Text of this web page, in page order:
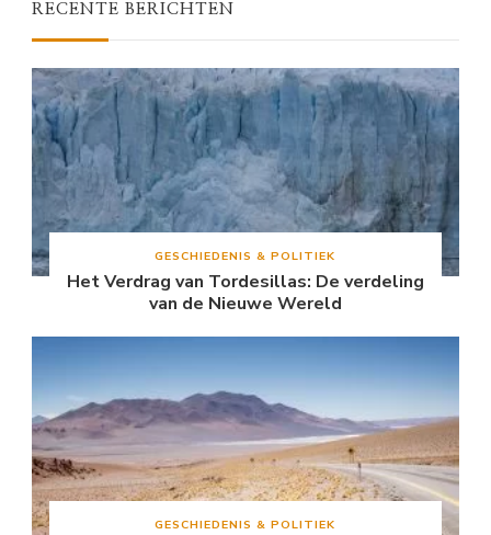
RECENTE BERICHTEN
GESCHIEDENIS & POLITIEK
Het Verdrag van Tordesillas: De verdeling
van de Nieuwe Wereld
GESCHIEDENIS & POLITIEK